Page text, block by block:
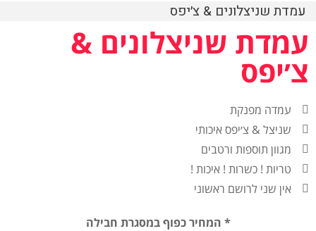
עמדת שניצלונים & צ׳יפס
עמדת שניצלונים &
צ׳יפס
עמדה מפנקת
שניצל & צ׳יפס איכותי
מגוון תוספות ורטבים
טריות ! כשרות ! איכות !
אין שני לרושם ראשוני
* המחיר כפוף במסגרת חבילה